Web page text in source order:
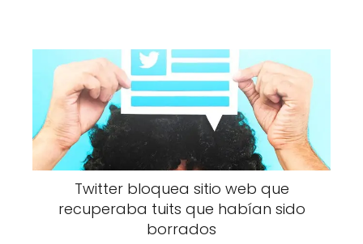
Twitter bloquea sitio web que
recuperaba tuits que habían sido
borrados